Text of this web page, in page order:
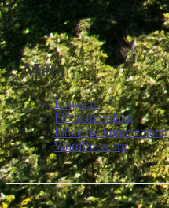
Meta
Logga in
Flöde för inlägg
Flöde för kommentarer
WordPress.org